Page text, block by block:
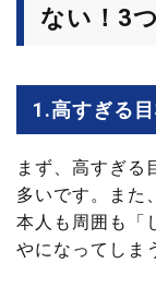
ない！ 3つ
1.高すぎる
まず、高すぎる
多いです。また
本人も周囲も「
やになってしま